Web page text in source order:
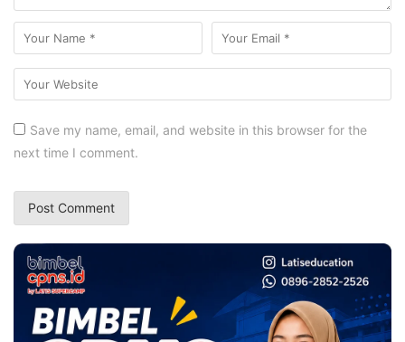
Save my name, email, and website in this browser for the
next time I comment.